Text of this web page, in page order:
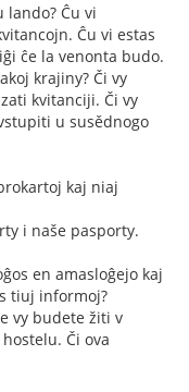
lando? Ĉu vi
Ĉu vi estas
ĉe la venonta budo.
krajiny? Či vy
kvitanciji. Či vy
u susědnogo
kaj niaj
i naše pasporty.
en amasloĝejo kaj
tiuj informoj?
vy budete žiti v
Či ova